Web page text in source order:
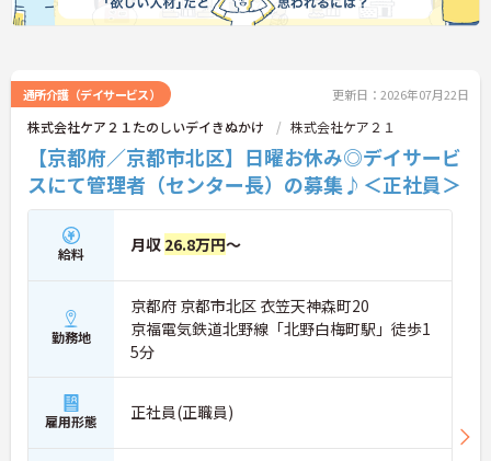
通所介護（デイサービス） 更新日：2026年07月22日
株式会社ケア２１たのしいデイきぬかけ 株式会社ケア２１
【京都府／京都市北区】日曜お休み◎デイサービ
スにて管理者（センター長）の募集♪＜正社員＞
給料 月収 26.8万円～
勤務地
京都府 京都市北区 衣笠天神森町20
京福電気鉄道北野線「北野白梅町駅」徒歩1
5分
雇用形態 正社員(正職員)